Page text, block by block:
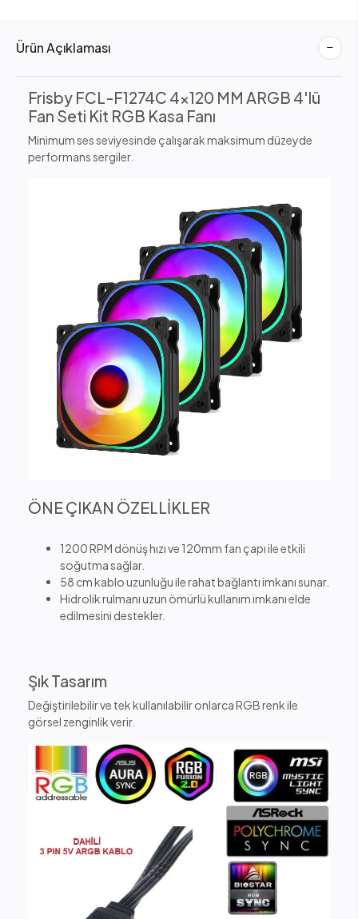
Ürün Açıklaması
Frisby FCL-F1274C 4x120 MM ARGB 4'lü
Fan Seti Kit RGB Kasa Fanı
Minimum ses seviyesinde çalışarak maksimum düzeyde
performans sergiler.
ÖNE ÇIKAN ÖZELLİKLER
1200 RPM dönüş hızı ve 120mm fan çapı ile etkili
soğutma sağlar.
58 cm kablo uzunluğu ile rahat bağlantı imkanı sunar.
Hidrolik rulmanı uzun ömürlü kullanım imkanı elde
edilmesini destekler.
Şık Tasarım
Değiştirilebilir ve tek kullanılabilir onlarca RGB renk ile
görsel zenginlik verir.